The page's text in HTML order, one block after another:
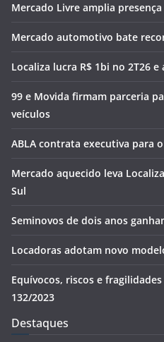
Mercado Livre amplia
Mercado automotivo bate
Localiza lucra R$ 1bi no 2T26
99 e Movida firmam parceria
veículos
ABLA contrata executiva para o
Mercado aquecido leva
Sul
Seminovos de dois anos
Locadoras adotam novo
Equívocos, riscos e
132/2023
Destaques